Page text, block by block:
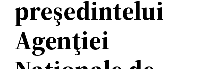
preşedintelui
Agenţiei